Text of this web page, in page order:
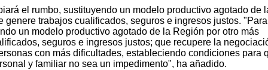
el rumbo, sustituyendo un modelo productivo agotado de
genere trabajos cualificados, seguros e ingresos justos.
un modelo productivo agotado de la Región por otro más
seguros e ingresos justos; que recupere la
con más dificultades, estableciendo condiciones para
y familiar no sea un impedimento", ha añadido.